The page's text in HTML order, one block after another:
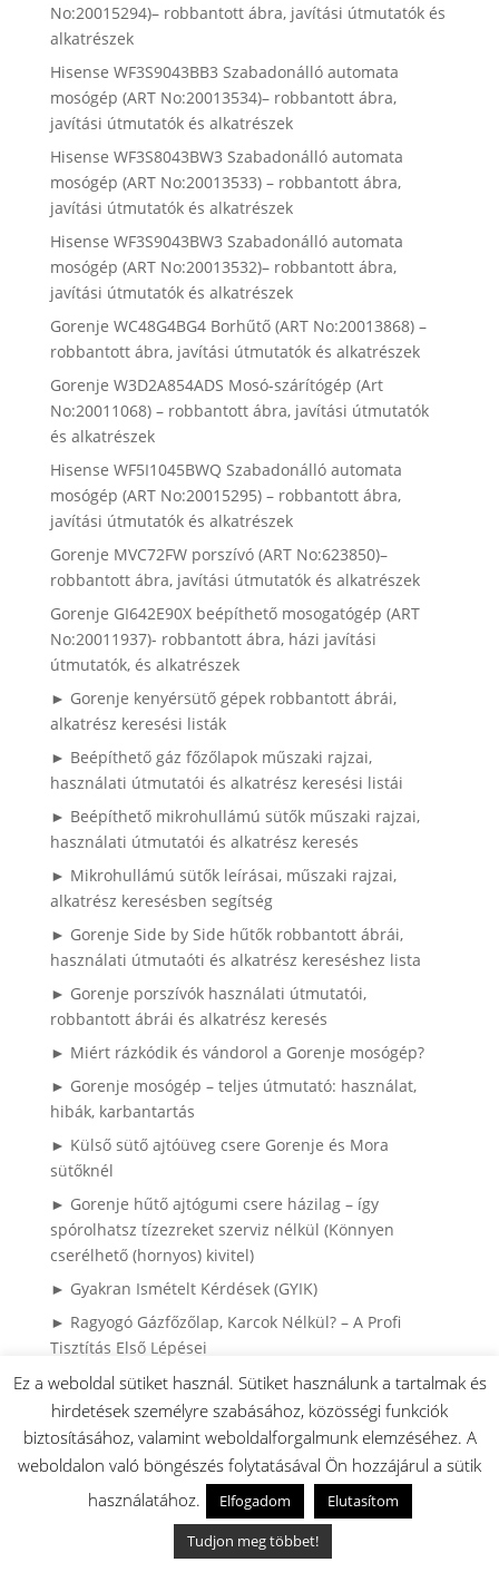
No:20015294)– robbantott ábra, javítási útmutatók és
alkatrészek
Hisense WF3S9043BB3 Szabadonálló automata
mosógép (ART No:20013534)– robbantott ábra,
javítási útmutatók és alkatrészek
Hisense WF3S8043BW3 Szabadonálló automata
mosógép (ART No:20013533) – robbantott ábra,
javítási útmutatók és alkatrészek
Hisense WF3S9043BW3 Szabadonálló automata
mosógép (ART No:20013532)– robbantott ábra,
javítási útmutatók és alkatrészek
Gorenje WC48G4BG4 Borhűtő (ART No:20013868) –
robbantott ábra, javítási útmutatók és alkatrészek
Gorenje W3D2A854ADS Mosó-szárítógép (Art
No:20011068) – robbantott ábra, javítási útmutatók
és alkatrészek
Hisense WF5I1045BWQ Szabadonálló automata
mosógép (ART No:20015295) – robbantott ábra,
javítási útmutatók és alkatrészek
Gorenje MVC72FW porszívó (ART No:623850)–
robbantott ábra, javítási útmutatók és alkatrészek
Gorenje GI642E90X beépíthető mosogatógép (ART
No:20011937)- robbantott ábra, házi javítási
útmutatók, és alkatrészek
► Gorenje kenyérsütő gépek robbantott ábrái,
alkatrész keresési listák
► Beépíthető gáz főzőlapok műszaki rajzai,
használati útmutatói és alkatrész keresési listái
► Beépíthető mikrohullámú sütők műszaki rajzai,
használati útmutatói és alkatrész keresés
► Mikrohullámú sütők leírásai, műszaki rajzai,
alkatrész keresésben segítség
► Gorenje Side by Side hűtők robbantott ábrái,
használati útmutaóti és alkatrész kereséshez lista
► Gorenje porszívók használati útmutatói,
robbantott ábrái és alkatrész keresés
► Miért rázkódik és vándorol a Gorenje mosógép?
► Gorenje mosógép – teljes útmutató: használat,
hibák, karbantartás
► Külső sütő ajtóüveg csere Gorenje és Mora
sütőknél
► Gorenje hűtő ajtógumi csere házilag – így
spórolhatsz tízezreket szerviz nélkül (Könnyen
cserélhető (hornyos) kivitel)
► Gyakran Ismételt Kérdések (GYIK)
► Ragyogó Gázfőzőlap, Karcok Nélkül? – A Profi
Tisztítás Első Lépései
► HISENSE / GORENJE klíma robbantott ábrák
► Gorenje bojler robbantott ábrák, és használati
utasítások
► Miért károsodnak a ruhák mosás közben? – Mosási
hibák és megoldásaik
► Mosási Katasztrófák: Így Mentsd meg a Ruháidat!
► 4 sütési hiba ami lehet hogy nem sütő
Ez a weboldal sütiket használ. Sütiket használunk a tartalmak és
hirdetések személyre szabásához, közösségi funkciók
biztosításához, valamint weboldalforgalmunk elemzéséhez. A
weboldalon való böngészés folytatásával Ön hozzájárul a sütik
használatához.
Elfogadom
Elutasítom
Tudjon meg többet!